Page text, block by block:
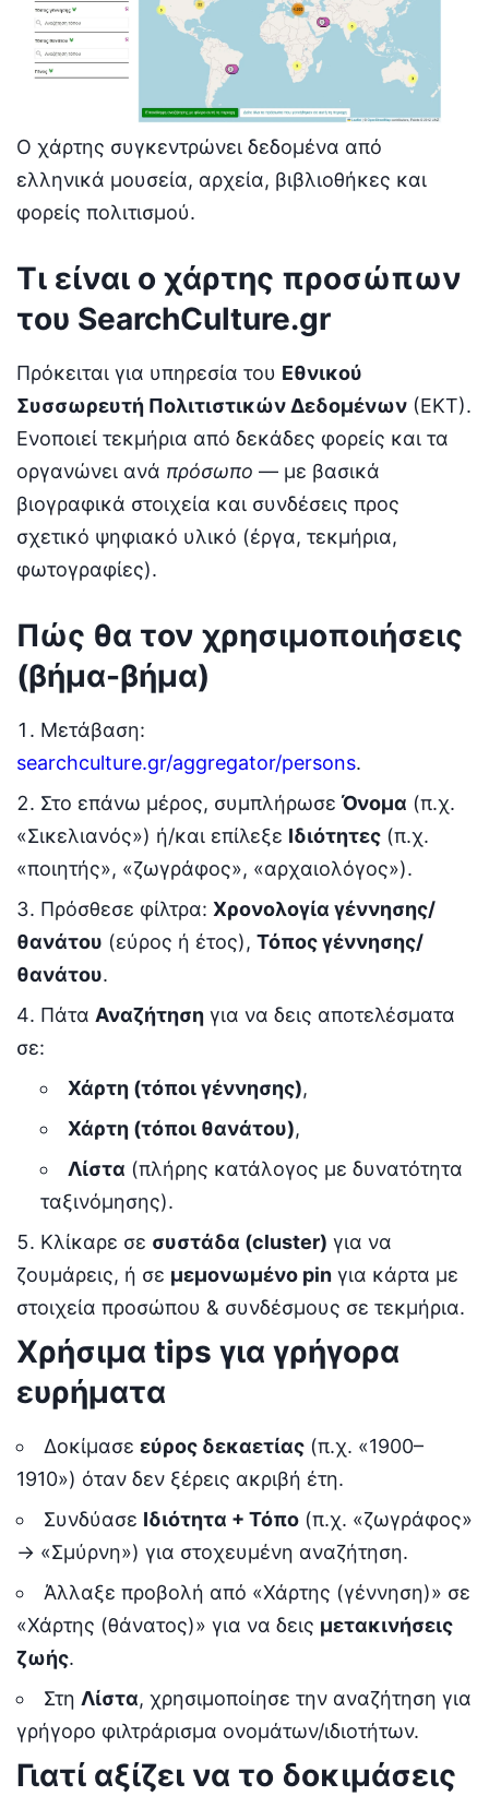
Ο χάρτης συγκεντρώνει δεδομένα από
ελληνικά μουσεία, αρχεία, βιβλιοθήκες και
φορείς πολιτισμού.
Τι είναι ο χάρτης προσώπων
του SearchCulture.gr
Πρόκειται για υπηρεσία του Εθνικού
Συσσωρευτή Πολιτιστικών Δεδομένων (ΕΚΤ).
Ενοποιεί τεκμήρια από δεκάδες φορείς και τα
οργανώνει ανά πρόσωπο — με βασικά
βιογραφικά στοιχεία και συνδέσεις προς
σχετικό ψηφιακό υλικό (έργα, τεκμήρια,
φωτογραφίες).
Πώς θα τον χρησιμοποιήσεις
(βήμα-βήμα)
Μετάβαση:
searchculture.gr/aggregator/persons.
Στο επάνω μέρος, συμπλήρωσε Όνομα (π.χ.
«Σικελιανός») ή/και επίλεξε Ιδιότητες (π.χ.
«ποιητής», «ζωγράφος», «αρχαιολόγος»).
Πρόσθεσε φίλτρα: Χρονολογία γέννησης/
θανάτου (εύρος ή έτος), Τόπος γέννησης/
θανάτου.
Πάτα Αναζήτηση για να δεις αποτελέσματα
σε:
Χάρτη (τόποι γέννησης),
Χάρτη (τόποι θανάτου),
Λίστα (πλήρης κατάλογος με δυνατότητα
ταξινόμησης).
Κλίκαρε σε συστάδα (cluster) για να
ζουμάρεις, ή σε μεμονωμένο pin για κάρτα με
στοιχεία προσώπου & συνδέσμους σε τεκμήρια.
Χρήσιμα tips για γρήγορα
ευρήματα
Δοκίμασε εύρος δεκαετίας (π.χ. «1900–
1910») όταν δεν ξέρεις ακριβή έτη.
Συνδύασε Ιδιότητα + Τόπο (π.χ. «ζωγράφος»
→ «Σμύρνη») για στοχευμένη αναζήτηση.
Άλλαξε προβολή από «Χάρτης (γέννηση)» σε
«Χάρτης (θάνατος)» για να δεις μετακινήσεις
ζωής.
Στη Λίστα, χρησιμοποίησε την αναζήτηση για
γρήγορο φιλτράρισμα ονομάτων/ιδιοτήτων.
Γιατί αξίζει να το δοκιμάσεις